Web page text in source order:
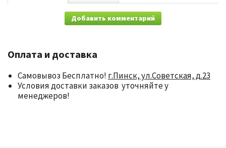
Добавить комментарий
Оплата и доставка
Самовывоз Бесплатно! г.Пинск, ул.Советская, д.23
Условия доставки заказов уточняйте у
менеджеров!